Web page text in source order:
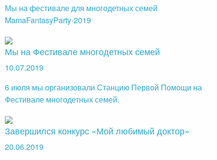
Мы на фестивале для многодетных семей
MamaFantasyParty-2019
Мы на Фестивале многодетных семей
10.07.2019
6 июля мы организовали Станцию Первой Помощи на
Фестивале многодетных семей.
Завершился конкурс «Мой любимый доктор»
20.06.2019